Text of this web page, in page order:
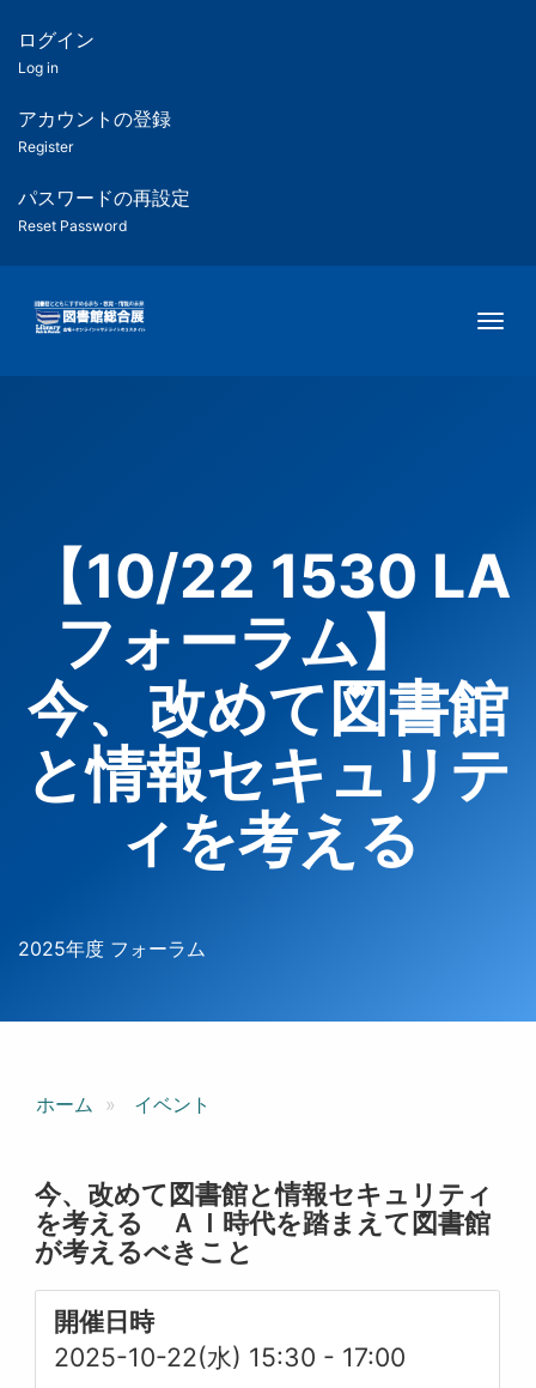
ツ
匿
名
ユ
ー
ー
用
メ
ログイン
Log in
アカウントの登録
Register
パスワードの再設定
Reset Password
【10/22 1530 LA
フォーラム】
今、改めて図書館
と情報セキュリテ
ィを考える
2025年度 フォーラム
ホーム イベント
今、改めて図書館と情報セキュリティ
を考える ＡＩ時代を踏まえて図書館
が考えるべきこと
開催日時
2025-10-22(水) 15:30 - 17:00